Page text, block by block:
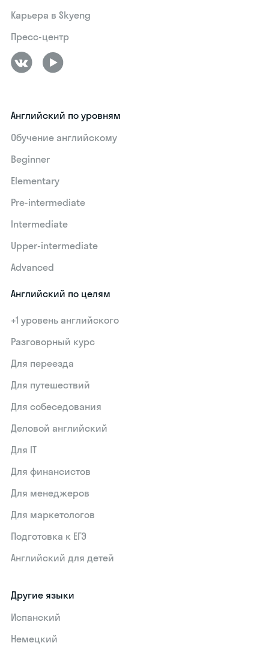
Карьера в Skyeng
Пресс-центр
Английский по уровням
Обучение английскому
Beginner
Elementary
Pre-intermediate
Intermediate
Upper-intermediate
Advanced
Английский по целям
+1 уровень английского
Разговорный курс
Для переезда
Для путешествий
Для собеседования
Деловой английский
Для IT
Для финансистов
Для менеджеров
Для маркетологов
Подготовка к ЕГЭ
Английский для детей
Другие языки
Испанский
Немецкий